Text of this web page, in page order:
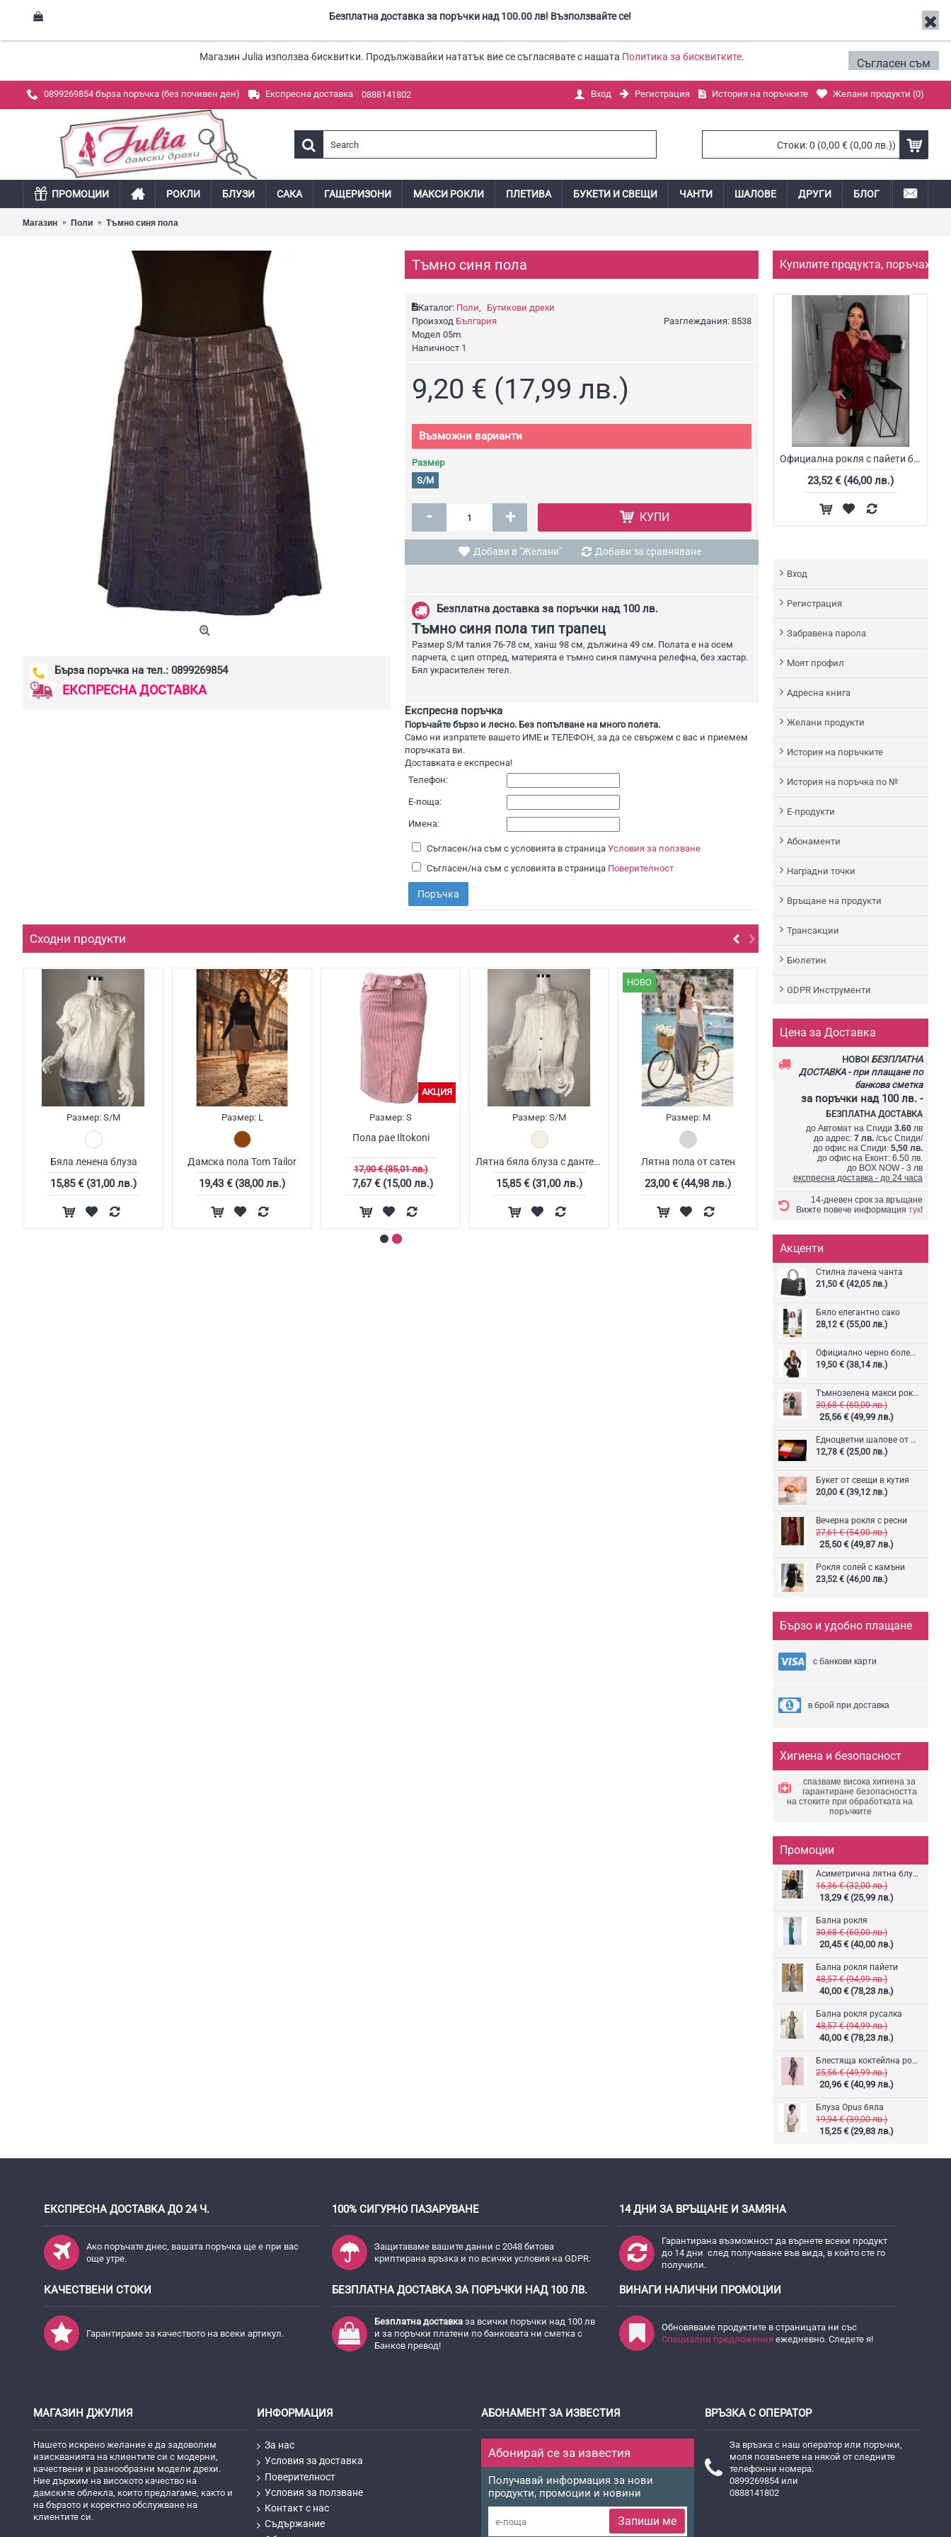
Безплатна доставка за поръчки над 100.00 лв! Възползвайте се!
Магазин Julia използва бисквитки. Продължавайки нататък вие се съгласявате с нашата Политика за бисквитките. Съгласен съм
0899269854 бърза поръчка (без почивен ден) Експресна доставка 0888141802 Вход Регистрация История на поръчките Желани продукти (0)
Стоки: 0 (0,00 € (0,00 лв.))
ПРОМОЦИИ РОКЛИ БЛУЗИ САКА ГАЩЕРИЗОНИ МАКСИ РОКЛИ ПЛЕТИВА БУКЕТИ И СВЕЩИ ЧАНТИ ШАЛОВЕ ДРУГИ БЛОГ
Магазин Поли Тъмно синя пола
Купилите продукта, поръчаха и:
Официална рокля с пайети бордо
23,52 € (46,00 лв.)
Вход
Регистрация
Забравена парола
Моят профил
Адреснa книгa
Желани продукти
История на поръчките
История на поръчка по №
Е-продукти
Абонаменти
Наградни точки
Връщане на продукти
Трансакции
Бюлетин
GDPR Инструменти
Цена за Доставка
НОВО! БЕЗПЛАТНА
ДОСТАВКА - при плащане по
банкова сметка
за поръчки над 100 лв. -
БЕЗПЛАТНА ДОСТАВКА
до Автомат на Спиди 3.60 лв
до адрес: 7 лв. /със Спиди/
до офис на Спиди: 5,50 лв.
до офис на Еконт: 6.50 лв.
до BOX NOW - 3 лв
експресна доставка - до 24 часа
14-дневен срок за връщане
Вижте повече информация тук!
Акценти
Стилна лачена чанта
21,50 € (42,05 лв.)
Бяло елегантно сако
28,12 € (55,00 лв.)
Официално черно болеро
19,50 € (38,14 лв.)
Тъмнозелена макси рокля
30,68 € (60,00 лв.)
25,56 € (49,99 лв.)
Едноцветни шалове от кашмир
12,78 € (25,00 лв.)
Букет от свещи в кутия
20,00 € (39,12 лв.)
Вечерна рокля с ресни
27,61 € (54,00 лв.)
25,50 € (49,87 лв.)
Рокля солей с камъни
23,52 € (46,00 лв.)
Бързо и удобно плащане
с банкови карти
в брой при доставка
Хигиена и безопасност
спазваме висока хигиена за
гарантиране безопасността
на стоките при обработката на
поръчките
Промоции
Асиметрична лятна блуза
16,36 € (32,00 лв.)
13,29 € (25,99 лв.)
Бална рокля
30,68 € (60,00 лв.)
20,45 € (40,00 лв.)
Бална рокля пайети
48,57 € (94,99 лв.)
40,00 € (78,23 лв.)
Бална рокля русалка
48,57 € (94,99 лв.)
40,00 € (78,23 лв.)
Блестяща коктейлна рокля
25,56 € (49,99 лв.)
20,96 € (40,99 лв.)
Блуза Opus бяла
19,94 € (39,00 лв.)
15,25 € (29,83 лв.)
Бърза поръчка на тел.: 0899269854
ЕКСПРЕСНА ДОСТАВКА
Тъмно синя пола
Каталог: Поли,
Бутикови дрехи
Разглеждания: 8538
Произход България
Модел 05m
Наличност 1
9,20 € (17,99 лв.)
Възможни варианти
Размер
S/M
- + КУПИ
Добави в "Желани" Добави за сравняване
Безплатна доставка за поръчки над 100 лв.
Тъмно синя пола тип трапец
Размер S/М талия 76-78 см, ханш 98 см, дължина 49 см. Полата е на осем
парчета, с цип отпред, материята е тъмно синя памучна релефна, без хастар.
Бял украсителен тегел.
Експресна поръчка
Поръчайте бързо и лесно. Без попълване на много полета.
Само ни изпратете вашето ИМЕ и ТЕЛЕФОН, за да се свържем с вас и приемем
поръчката ви.
Доставката е експресна!
Телефон:
Е-поща:
Имена:
Съгласен/на съм с условията в страница Условия за ползване
Съгласен/на съм с условията в страница Поверителност
Поръчка
Сходни продукти
Размер: S/M
Бяла ленена блуза
15,85 € (31,00 лв.)
Размер:L
Дамска пола Tom Tailor
19,43 € (38,00 лв.)
АКЦИЯ
Размер: S
Пола рае Iltokoni
17,90 € (35,01 лв.)
7,67 € (15,00 лв.)
Размер: S/M
Лятна бяла блуза с дантела
15,85 € (31,00 лв.)
НОВО
Размер:M
Лятна пола от сатен
23,00 € (44,98 лв.)
ЕКСПРЕСНА ДОСТАВКА ДО 24 Ч.
Ако поръчате днес, вашата поръчка ще е при вас
още утре.
100% СИГУРНО ПАЗАРУВАНЕ
Защитаваме вашите данни с 2048 битова
криптирана връзка и по всички условия на GDPR.
14 ДНИ ЗА ВРЪЩАНЕ И ЗАМЯНА
Гарантирана възможност да върнете всеки продукт
до 14 дни след получаване във вида, в който сте го
получили.
КАЧЕСТВЕНИ СТОКИ
Гарантираме за качеството на всеки артикул.
БЕЗПЛАТНА ДОСТАВКА ЗА ПОРЪЧКИ НАД 100 ЛВ.
Безплатна доставказа всички поръчки над 100 лв
и за поръчки платени по банковата ни сметка с
Банков превод!
ВИНАГИ НАЛИЧНИ ПРОМОЦИИ
Обновяваме продуктите в страницата ни със
Специални предложения ежедневно. Следете я!
МАГАЗИН ДЖУЛИЯ
Нашето искрено желание е да задоволим
изискванията на клиентите си с модерни,
качествени и разнообразни модели дрехи.
Ние държим на високото качество на
дамските облекла, които предлагаме, както и
на бързото и коректно обслужване на
клиентите си.
ИНФОРМАЦИЯ
За нас
Условия за доставка
Поверителност
Условия за ползване
Контакт с нас
Съдържание
АБОНАМЕНТ ЗА ИЗВЕСТИЯ
Абонирай се за известия
Получавай информация за нови
продукти, промоции и новини
Запиши ме
ВРЪЗКА С ОПЕРАТОР
За връзка с наш оператор или поръчки,
моля позвънете на някой от следните
телефонни номера:
0899269854 или
0888141802